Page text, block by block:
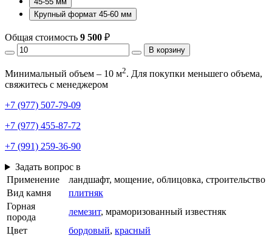
Крупный формат 45-60 мм
Общая стоимость 9 500 ₽
В корзину
Минимальный объем – 10 м2. Для покупки меньшего объема,
свяжитесь с менеджером
+7 (977) 507-79-09
+7 (977) 455-87-72
+7 (991) 259-36-90
Задать вопрос в
Применение
ландшафт, мощение, облицовка, строительство
Вид камня
плитняк
Горная
порода
лемезит, мраморизованный известняк
Цвет
бордовый, красный